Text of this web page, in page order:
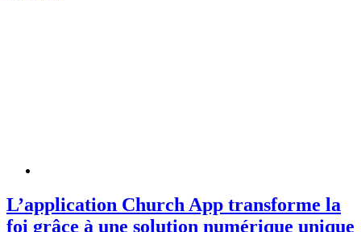
L’application Church App transforme la
foi grâce à une solution numérique unique